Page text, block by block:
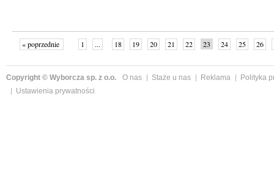
« poprzednie 1 ... 18 19 20 21 22 23 24 25 26
Copyright © Wyborcza sp. z o.o. O nas Staże u nas Reklama
Polityka
Ustawienia prywatności